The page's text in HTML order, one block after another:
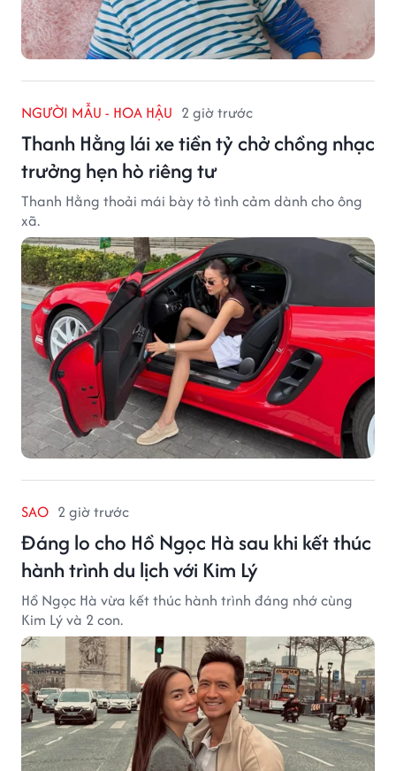
NGƯỜI MẪU - HOA HẬU 2 giờ trước
Thanh Hằng lái xe tiền tỷ chở chồng nhạc
trưởng hẹn hò riêng tư
Thanh Hằng thoải mái bày tỏ tình cảm dành cho ông
xã.
SAO 2 giờ trước
Đáng lo cho Hồ Ngọc Hà sau khi kết thúc
hành trình du lịch với Kim Lý
Hồ Ngọc Hà vừa kết thúc hành trình đáng nhớ cùng
Kim Lý và 2 con.